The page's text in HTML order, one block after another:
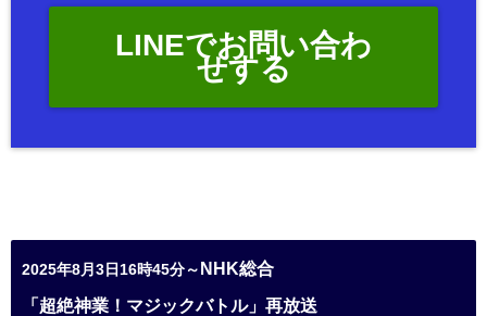
LINEでお問い合わ
せする
2025年8月3日16時45分～ NHK総合
「超絶神業！マジックバトル」再放送